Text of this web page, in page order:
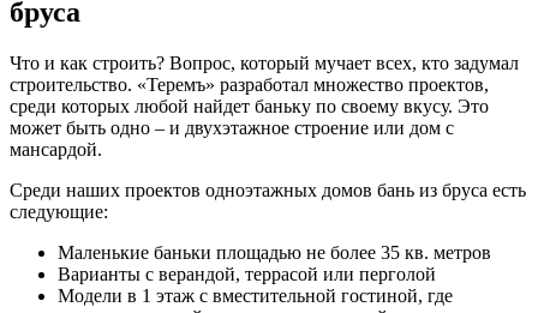
бруса
Что и как строить? Вопрос, который мучает всех, кто задумал
строительство. «Теремъ» разработал множество проектов,
среди которых любой найдет баньку по своему вкусу. Это
может быть одно – и двухэтажное строение или дом с
мансардой.
Среди наших проектов одноэтажных домов бань из бруса есть
следующие:
Маленькие баньки площадью не более 35 кв. метров
Варианты с верандой, террасой или перголой
Модели в 1 этаж с вместительной гостиной, где